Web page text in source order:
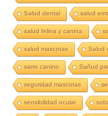
Salud dental salud
salud felina y canina
salud mascotas Salud
sarro canino Sañud
seguridad mascotas
sensibilidad ocular